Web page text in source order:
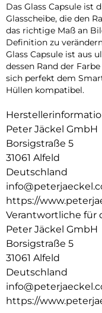
Das Glass Capsule
Glasscheibe, die den
das richtige Maß an
Definition zu
Glass Capsule ist aus
dessen Rand der
sich perfekt dem
Hüllen kompatibel.
Peter Jäckel GmbH
Borsigstraße 5
31061 Alfeld
Deutschland
https://
Verantwortliche für
Peter Jäckel GmbH
Borsigstraße 5
31061 Alfeld
Deutschland
https://